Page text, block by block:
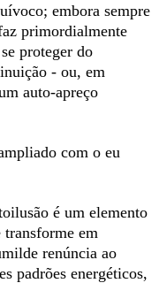
embora sempre
primordialmente
proteger do
- ou, em
auto-apreço
com o eu
é um elemento
transforme em
renúncia ao
padrões energéticos,